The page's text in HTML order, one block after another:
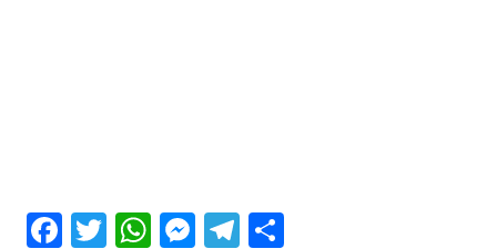
Facebook
Twitter
WhatsApp
Messenger
Telegram